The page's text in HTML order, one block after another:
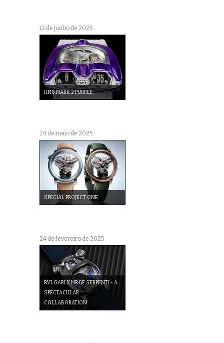
12 de junho de 2025
HM8 MARK 2 PURPLE
24 de maio de 2025
SPECIAL PROJECT ONE
24 de fevereiro de 2025
BVLGARI X MB&F SERPENTI - A
SPECTACULAR
COLLABORATION